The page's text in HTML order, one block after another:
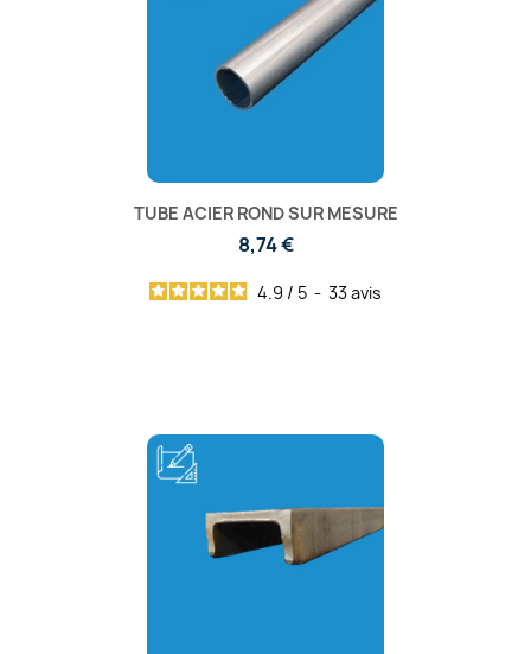
TUBE ACIER ROND SUR MESURE
8,74 €
4.9 / 5 - 33avis